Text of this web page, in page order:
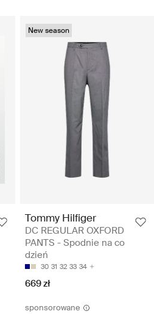
New season
Tommy Hilfiger
DC REGULAR OXFORD
PANTS - Spodnie na co
dzień
30 31 32 33 34
669 zł
sponsorowane